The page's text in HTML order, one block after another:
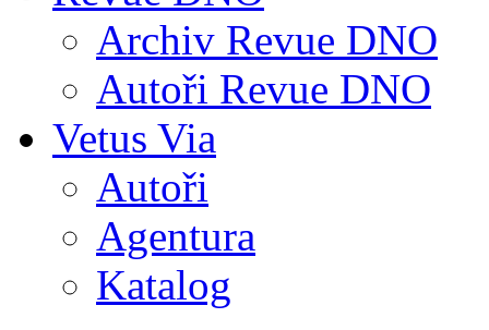
Archiv Revue DNO
Autoři Revue DNO
Vetus Via
Autoři
Agentura
Katalog